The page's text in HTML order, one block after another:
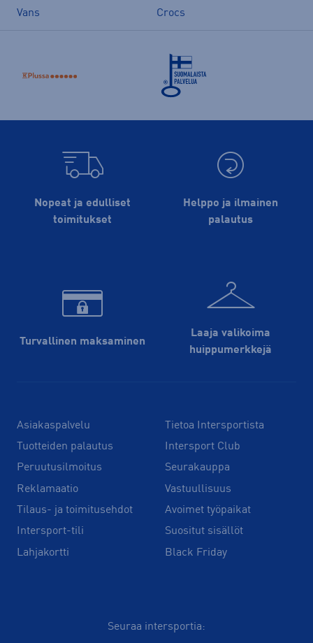
Vans
Crocs
Nopeat ja edulliset
toimitukset
Helppo ja ilmainen
palautus
Turvallinen maksaminen
Laaja valikoima
huippu­merkkejä
Asiakaspalvelu
Tuotteiden palautus
Peruutusilmoitus
Reklamaatio
Tilaus- ja toimitusehdot
Intersport-tili
Lahjakortti
Tietoa Intersportista
Intersport Club
Seurakauppa
Vastuullisuus
Avoimet työpaikat
Suositut sisällöt
Black Friday
Seuraa intersportia: